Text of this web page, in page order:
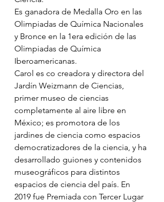
Es ganadora de Medalla Oro en las
Olimpiadas de Química Nacionales
y Bronce en la 1era edición de las
Olimpiadas de Química
Iberoamericanas.
Carol es co creadora y directora del
Jardín Weizmann de Ciencias,
primer museo de ciencias
completamente al aire libre en
México; es promotora de los
jardines de ciencia como espacios
democratizadores de la ciencia, y ha
desarrollado guiones y contenidos
museográficos para distintos
espacios de ciencia del país. En
2019 fue Premiada con Tercer Lugar